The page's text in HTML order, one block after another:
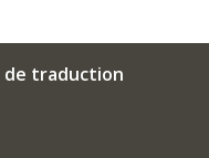
traduction